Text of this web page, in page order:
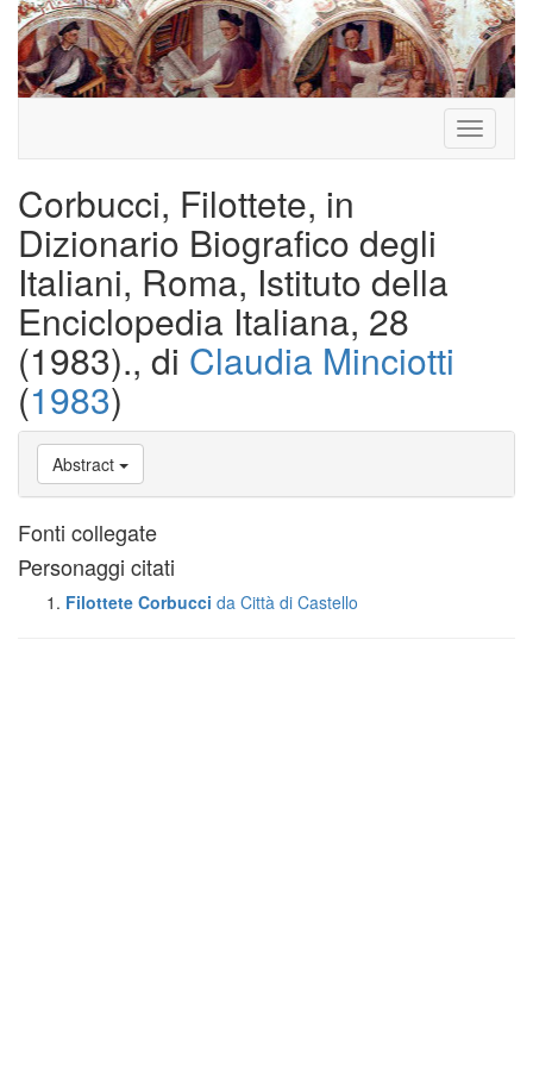
Toggle
Corbucci, Filottete, in
Dizionario Biografico degli
Italiani, Roma, Istituto della
Enciclopedia Italiana, 28
(1983)., di Claudia Minciotti
(1983)
Abstract
Fonti collegate
Personaggi citati
Filottete Corbucci da Città di Castello